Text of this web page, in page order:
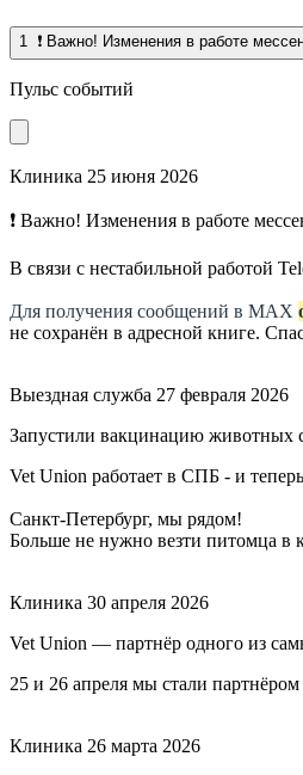
1 ❗ Важно! Изменения в работе
Пульс событий
Клиника 25 июня 2026
❗ Важно! Изменения в работе
В связи с нестабильной работой
Для получения сообщений в МАХ
не сохранён в адресной книге.
Выездная служба 27 февраля 2026
Запустили вакцинацию животных
Vet Union работает в СПБ - и
Санкт-Петербург, мы рядом!
Больше не нужно везти питомца в
Клиника 30 апреля 2026
Vet Union — партнёр одного из
25 и 26 апреля мы стали
Клиника 26 марта 2026